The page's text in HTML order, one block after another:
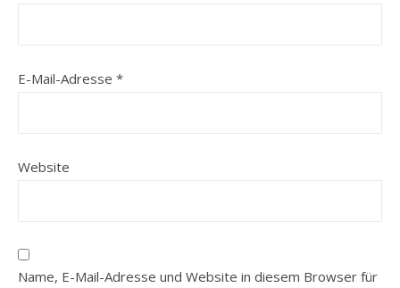
E-Mail-Adresse *
Website
Name, E-Mail-Adresse und Website in diesem Browser für